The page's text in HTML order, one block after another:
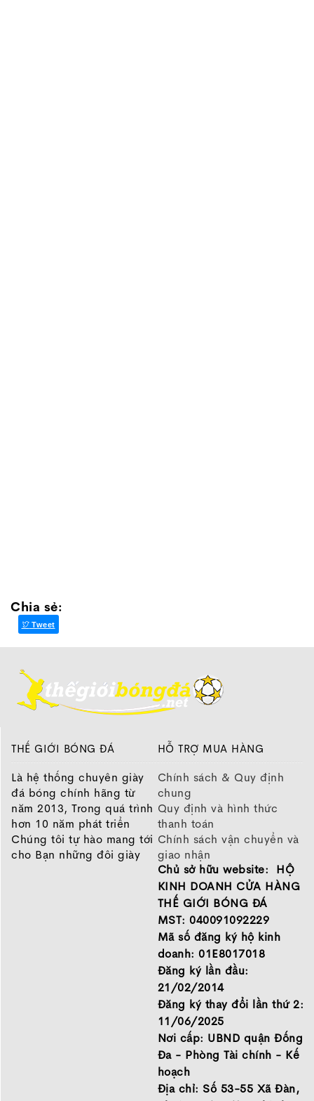
Chia sẻ:
Tweet
THẾ GIỚI BÓNG ĐÁ
Là hệ thống chuyên giày
đá bóng chính hãng từ
năm 2013, Trong quá trình
hơn 10 năm phát triển
Chúng tôi tự hào mang tới
cho Bạn những đôi giày
HỖ TRỢ MUA HÀNG
Chính sách & Quy định
chung
Quy định và hình thức
thanh toán
Chính sách vận chuyển và
giao nhận
Chính sách bảo hành
Chính sách bảo mật thông
tin
Chủ sở hữu website: HỘ
KINH DOANH CỬA HÀNG
THẾ GIỚI BÓNG ĐÁ
MST: 040091092229
Mã số đăng ký hộ kinh
doanh: 01E8017018
Đăng ký lần đầu:
21/02/2014
Đăng ký thay đổi lần thứ 2:
11/06/2025
Nơi cấp: UBND quận Đống
Đa - Phòng Tài chính - Kế
hoạch
Địa chỉ: Số 53-55 Xã Đàn,